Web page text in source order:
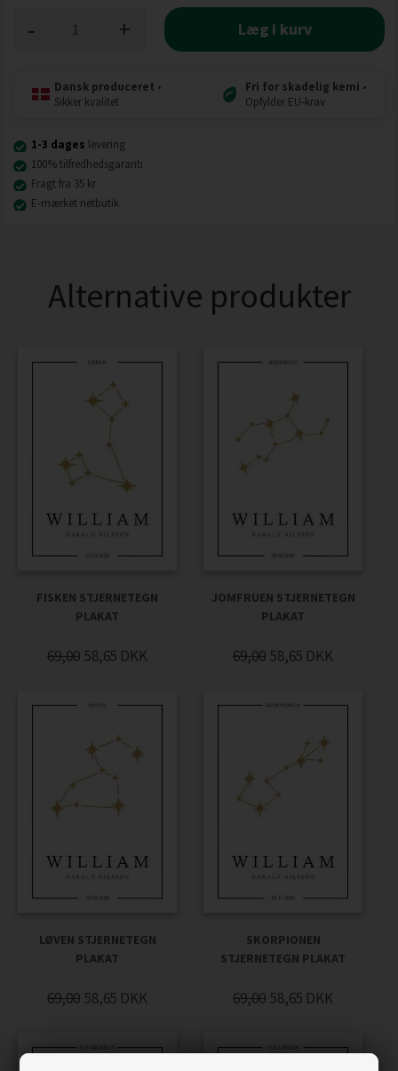
+
- Læg i kurv
Dansk produceret •
Sikker kvalitet
Fri for skadelig kemi •
Opfylder EU-krav
1-3 dages levering
100% tilfredhedsgaranti
Fragt fra 35 kr
E-mærket netbutik
Alternative produkter
FISKEN STJERNETEGN
PLAKAT
69,00 58,65 DKK
JOMFRUEN STJERNETEGN
PLAKAT
69,00 58,65 DKK
LØVEN STJERNETEGN
PLAKAT
69,00 58,65 DKK
SKORPIONEN
STJERNETEGN PLAKAT
69,00 58,65 DKK